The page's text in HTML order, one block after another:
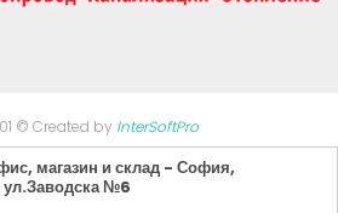
© Created by InterSoftPro
магазин и склад - София,
ул.Заводска №6